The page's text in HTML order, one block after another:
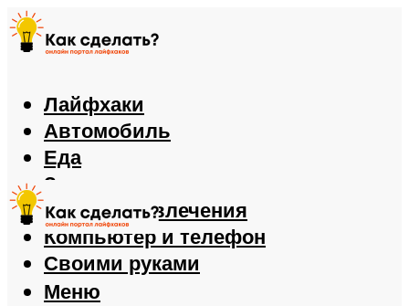
Лайфхаки
Автомобиль
Еда
Здоровье
Игры и развлечения
Компьютер и телефон
Своими руками
Меню